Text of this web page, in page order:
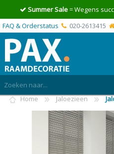
Summer Sale= Wegens
FAQ & Orderstatus
020-2613415
INLOGGEN
MIJN OFFERTE (0)
Home Jaloezieen